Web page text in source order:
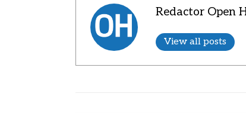
Redactor Open
View all posts